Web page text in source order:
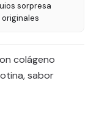
sorpresa
originales
colágeno
sabor